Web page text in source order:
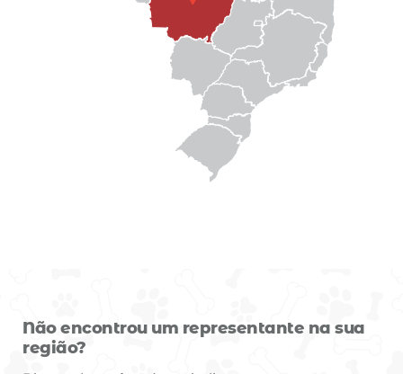
Não encontrou um representante na sua
região?